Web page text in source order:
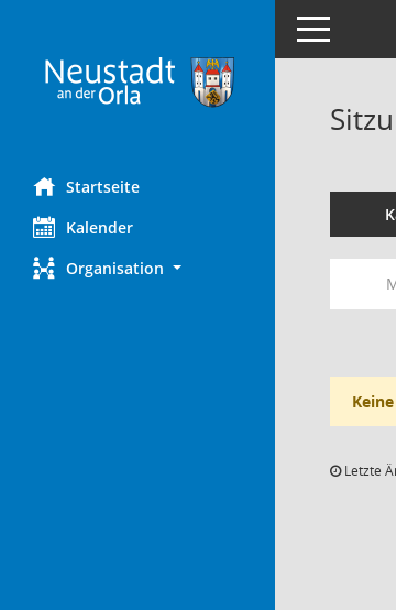
Startseite
Kalender
Organisation
Toggle
Letzte